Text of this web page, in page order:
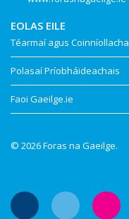
EOLAS EILE
Téarmaí agus Coinníollacha
Polasaí Príobháideachais
Faoi Gaeilge.ie
© 2026 Foras na Gaeilge.